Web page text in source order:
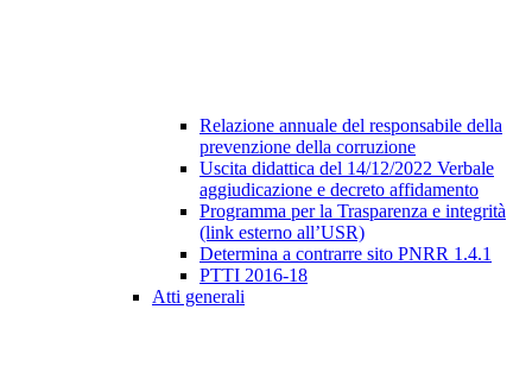
Relazione annuale del responsabile della
prevenzione della corruzione
Uscita didattica del 14/12/2022 Verbale
aggiudicazione e decreto affidamento
Programma per la Trasparenza e integrità
(link esterno all’USR)
Determina a contrarre sito PNRR 1.4.1
PTTI 2016-18
Atti generali